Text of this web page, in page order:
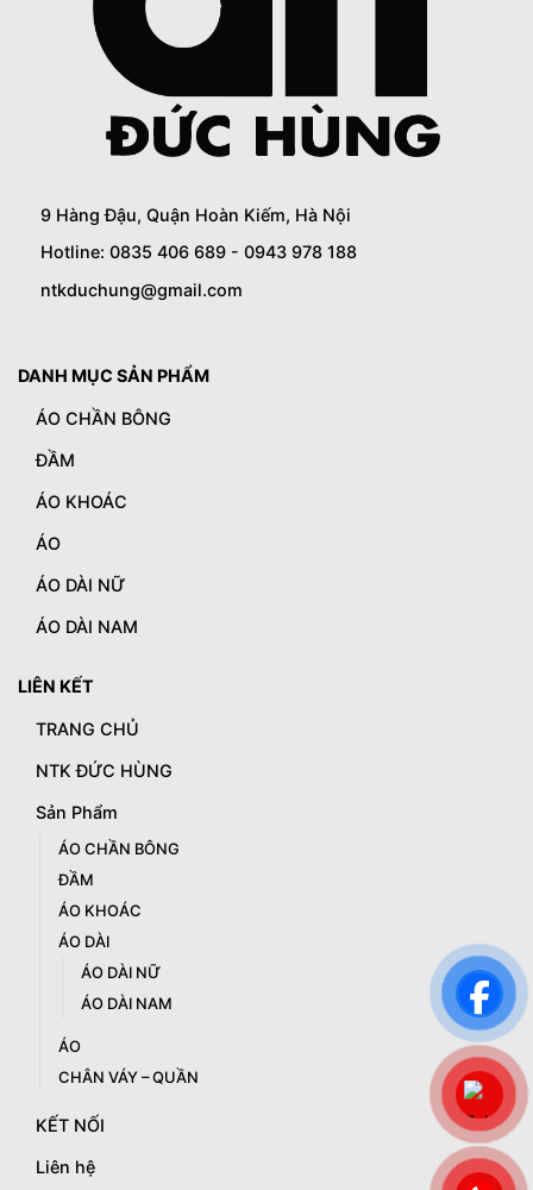
9 Hàng Đậu, Quận Hoàn Kiếm, Hà Nội
Hotline: 0835 406 689 - 0943 978 188
ntkduchung@gmail.com
DANH MỤC SẢN PHẨM
ÁO CHẦN BÔNG
ĐẦM
ÁO KHOÁC
ÁO
ÁO DÀI NỮ
ÁO DÀI NAM
LIÊN KẾT
TRANG CHỦ
NTK ĐỨC HÙNG
Sản Phẩm
ÁO CHẦN BÔNG
ĐẦM
ÁO KHOÁC
ÁO DÀI
ÁO DÀI NỮ
ÁO DÀI NAM
ÁO
CHÂN VÁY – QUẦN
KẾT NỐI
Liên hệ